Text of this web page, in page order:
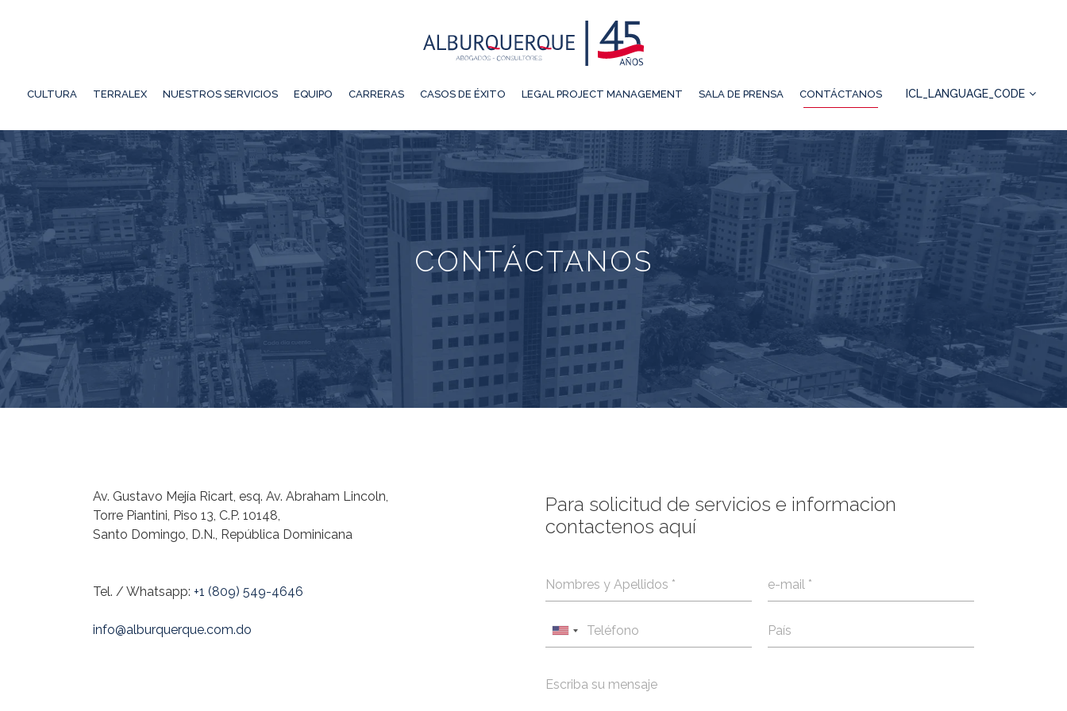
CULTURA TERRALEX NUESTROS SERVICIOS EQUIPO CARRERAS CASOS DE ÉXITO LEGAL PROJECT MANAGEMENT SALA DE PRENSA CONTÁCTANOS ICL_LANGUAGE_CODE
CONTÁCTANOS
Av. Gustavo Mejía Ricart, esq. Av. Abraham Lincoln,
Torre Piantini, Piso 13, C.P. 10148,
Santo Domingo, D.N., República Dominicana
Tel. / Whatsapp: +1 (809) 549-4646
info@alburquerque.com.do
Para solicitud de servicios e informacion
contactenos aquí
U
t